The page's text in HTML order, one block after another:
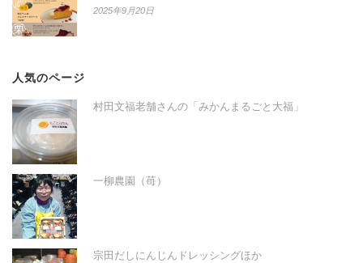
2025年9月20日
人気のページ
村田文福老舗さんの「みかんまるごと大福」
一柳農園（苺）
宗田だしにんじんドレッシングほか